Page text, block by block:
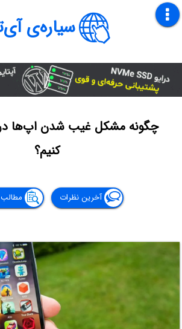
سیاره‌ی
چگونه مشکل غیب شدن اپ‌ها
کنیم؟
آخرین نظرات